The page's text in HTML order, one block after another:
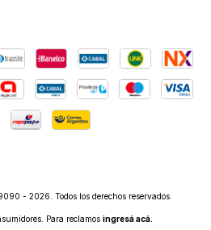
- 2026. Todos los derechos reservados.
Para reclamos ingresá acá.